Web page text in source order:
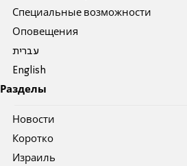
Специальные возможности
Оповещения
עברית
English
Разделы
Новости
Коротко
Израиль